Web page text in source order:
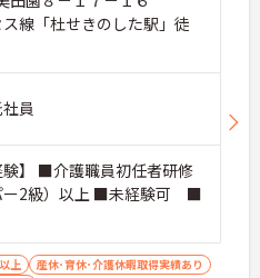
線「杜せきのした駅」徒
員
験】 ■介護職員初任者研修
ー2級）以上 ■未経験可 ■
上
産休･育休･介護休暇取得実績あり